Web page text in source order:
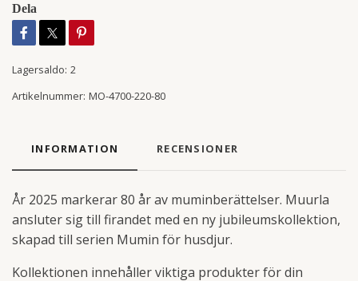
Dela
Lagersaldo: 2
Artikelnummer: MO-4700-220-80
INFORMATION RECENSIONER
År 2025 markerar 80 år av muminberättelser. Muurla
ansluter sig till firandet med en ny jubileumskollektion,
skapad till serien Mumin för husdjur.
Kollektionen innehåller viktiga produkter för din